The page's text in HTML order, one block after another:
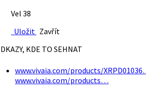
Vel 38
Uložit Zavřít
KDE TO SEHNAT
www.vivaia.com/products/
www.vivaia.com/products…